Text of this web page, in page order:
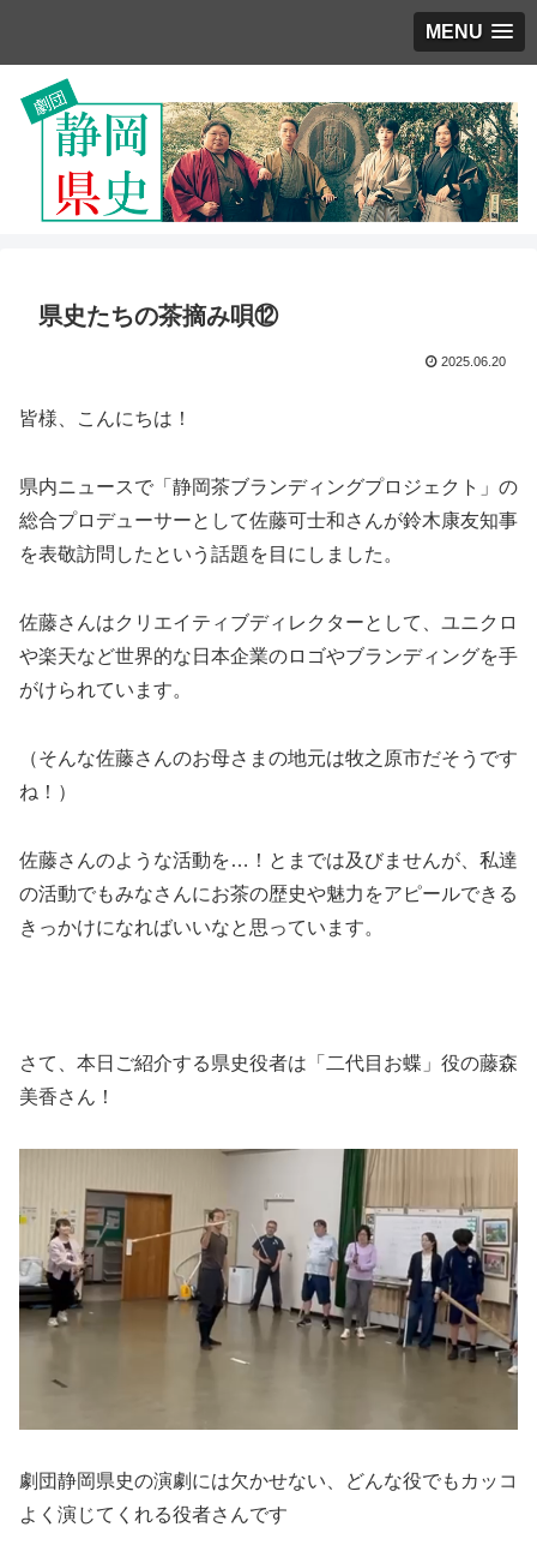
MENU
県史たちの茶摘み唄⑫
2025.06.20
皆様、こんにちは！
県内ニュースで「静岡茶ブランディングプロジェクト」の
総合プロデューサーとして佐藤可士和さんが鈴木康友知事
を表敬訪問したという話題を目にしました。
佐藤さんはクリエイティブディレクターとして、ユニクロ
や楽天など世界的な日本企業のロゴやブランディングを手
がけられています。
（そんな佐藤さんのお母さまの地元は牧之原市だそうです
ね！）
佐藤さんのような活動を…！とまでは及びませんが、私達
の活動でもみなさんにお茶の歴史や魅力をアピールできる
きっかけになればいいなと思っています。
さて、本日ご紹介する県史役者は「二代目お蝶」役の藤森
美香さん！
劇団静岡県史の演劇には欠かせない、どんな役でもカッコ
よく演じてくれる役者さんです